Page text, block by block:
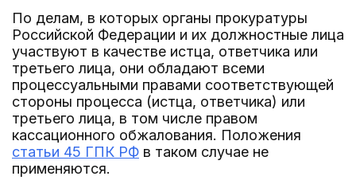
По делам, в которых органы прокуратуры
Российской Федерации и их должностные лица
участвуют в качестве истца, ответчика или
третьего лица, они обладают всеми
процессуальными правами соответствующей
стороны процесса (истца, ответчика) или
третьего лица, в том числе правом
кассационного обжалования. Положения
статьи 45 ГПК РФ в таком случае не
применяются.